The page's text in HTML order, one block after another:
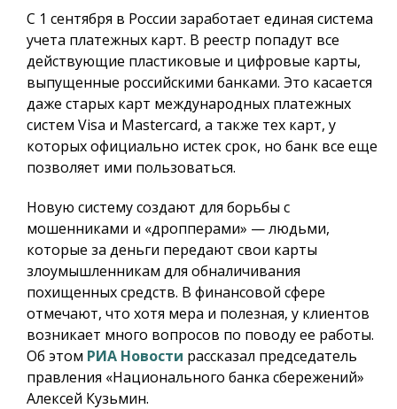
С 1 сентября в России заработает единая система
учета платежных карт. В реестр попадут все
действующие пластиковые и цифровые карты,
выпущенные российскими банками. Это касается
даже старых карт международных платежных
систем Visa и Mastercard, а также тех карт, у
которых официально истек срок, но банк все еще
позволяет ими пользоваться.
Новую систему создают для борьбы с
мошенниками и «дропперами» — людьми,
которые за деньги передают свои карты
злоумышленникам для обналичивания
похищенных средств. В финансовой сфере
отмечают, что хотя мера и полезная, у клиентов
возникает много вопросов по поводу ее работы.
Об этом РИА Новости рассказал председатель
правления «Национального банка сбережений»
Алексей Кузьмин.